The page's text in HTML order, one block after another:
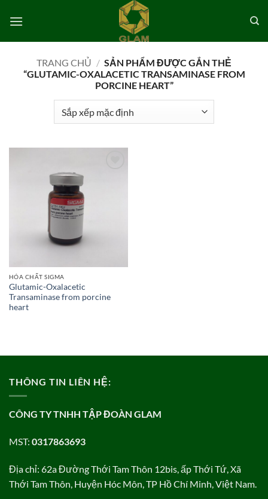
qua
TRANG CHỦ / SẢN PHẨM ĐƯỢC GẮN THẺ
“GLUTAMIC-OXALACETIC TRANSAMINASE FROM
PORCINE HEART”
HÓA CHẤT SIGMA
Glutamic-Oxalacetic
Transaminase from porcine
heart
THÔNG TIN LIÊN HỆ:
CÔNG TY TNHH TẬP ĐOÀN GLAM
MST: 0317863693
Địa chỉ: 62a Đường Thới Tam Thôn 12bis, ấp Thới Tứ, Xã
Thới Tam Thôn, Huyện Hóc Môn, TP Hồ Chí Minh, Việt Nam.